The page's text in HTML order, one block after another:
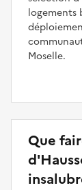
logements
Moselle.
Que